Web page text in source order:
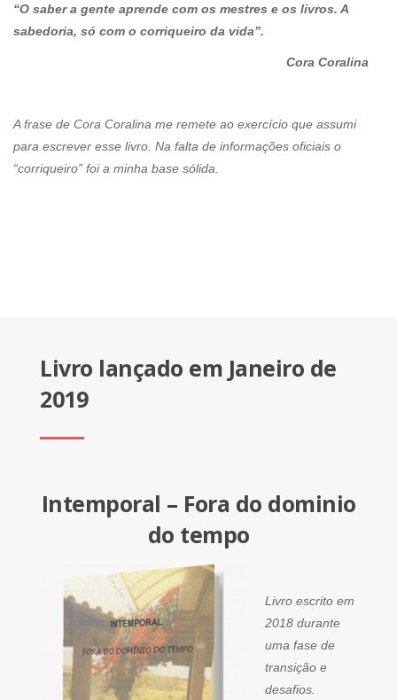
“O saber a gente aprende com os mestres e os livros. A
sabedoria, só com o corriqueiro da vida”.
Cora Coralina
A frase de Cora Coralina me remete ao exercício que assumi
para escrever esse livro. Na falta de informações oficiais o
“corriqueiro” foi a minha base sólida.
Livro lançado em Janeiro de
2019
Intemporal – Fora do dominio
do tempo
Livro escrito em
2018 durante
uma fase de
transição e
desafios.